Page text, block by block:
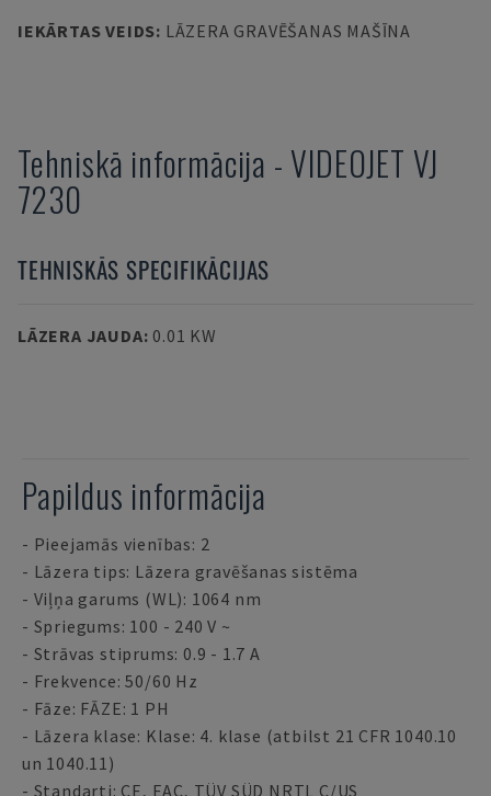
IEKĀRTAS VEIDS: LĀZERA GRAVĒŠANAS MAŠĪNA
Tehniskā informācija - VIDEOJET VJ
7230
TEHNISKĀS SPECIFIKĀCIJAS
LĀZERA JAUDA: 0.01 KW
Papildus informācija
- Pieejamās vienības: 2
- Lāzera tips: Lāzera gravēšanas sistēma
- Viļņa garums (WL): 1064 nm
- Spriegums: 100 - 240 V ~
- Strāvas stiprums: 0.9 - 1.7 A
- Frekvence: 50/60 Hz
- Fāze: FĀZE: 1 PH
- Lāzera klase: Klase: 4. klase (atbilst 21 CFR 1040.10
un 1040.11)
- Standarti: CE, EAC, TÜV SÜD NRTL C/US